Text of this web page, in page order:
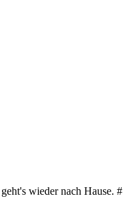
wieder nach Hause. #